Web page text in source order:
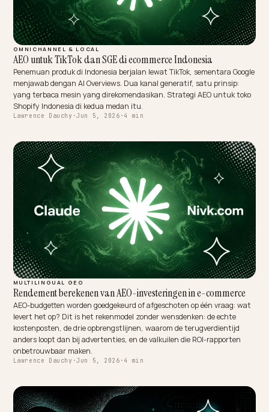
TECHNICAL GEO
Mining helpdesk chat logs for AEO, safely
Your helpdesk inbox is the best keyword research you own:
is how to convert chat logs into citable AEO content, and the
discipline that makes it safe to do.
Lawrence Dauchy·Jun 5, 2026·5 min
TECHNICAL GEO
AEO for headless Shopify: the Hydrogen playbook
handle: rendering, meta, structured data, sitemaps, crawler
Done right, a Hydrogen build out-performs any theme in AI search;